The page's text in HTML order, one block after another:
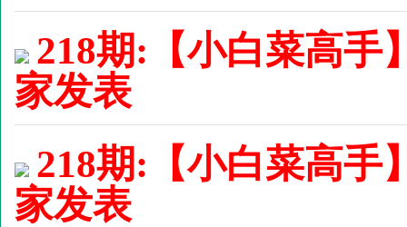
218期:【小白菜高
家发表
218期:【小白菜高手
家发表